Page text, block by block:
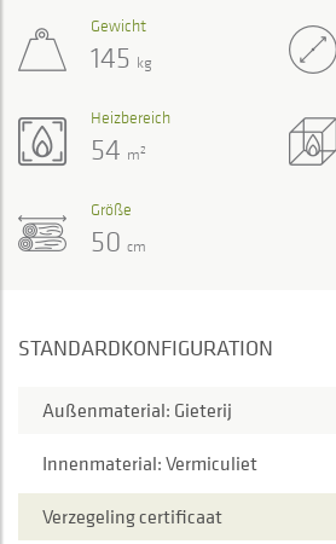
Heizbereich
54 m2
Gewicht
145 kg
Größe
50 cm
STANDARDKONFIGURATION
Außenmaterial: Gieterij
Innenmaterial: Vermiculiet
Verzegeling certificaat